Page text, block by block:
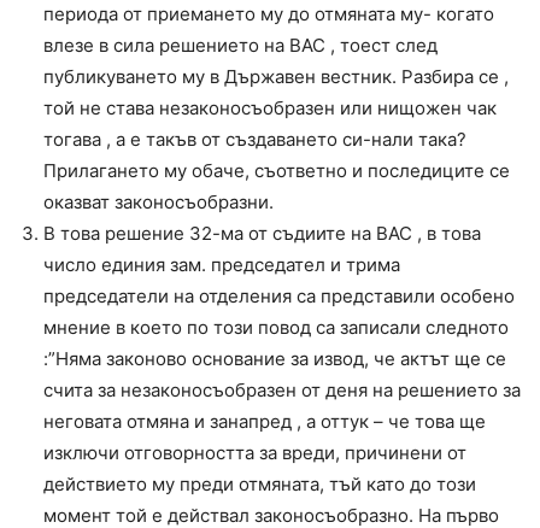
периода от приемането му до отмяната му- когато
влезе в сила решението на ВАС , тоест след
публикуването му в Държавен вестник. Разбира се ,
той не става незаконосъобразен или нищожен чак
тогава , а е такъв от създаването си-нали така?
Прилагането му обаче, съответно и последиците се
оказват законосъобразни.
В това решение 32-ма от съдиите на ВАС , в това
число единия зам. председател и трима
председатели на отделения са представили особено
мнение в което по този повод са записали следното
:”Няма законово основание за извод, че актът ще се
счита за незаконосъобразен от деня на решението за
неговата отмяна и занапред , а оттук – че това ще
изключи отговорността за вреди, причинени от
действието му преди отмяната, тъй като до този
момент той е действал законосъобразно. На първо